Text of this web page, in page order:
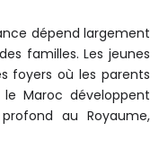
dépend largement
familles. Les jeunes
foyers où les parents
Maroc développent
au Royaume,